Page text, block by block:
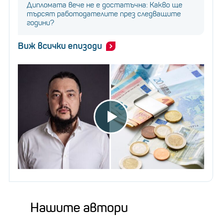
Дипломата вече не е достатъчна: Какво ще
търсят работодателите през следващите
години?
Виж всички епизоди
Нашите автори